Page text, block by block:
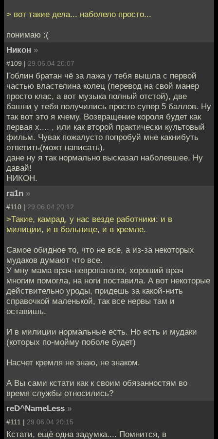
> вот такие дела... наболело просто...
понимаю :(
Никон »
#109 | 29.06.04 20:07
Гоблин братан чё за лажа у тебя вышла с первой
частью властелина колец (перевод на свой манер
просто клас, а вот музыка полный отстой), две
башни у тебя получились просто супер 5 баллов. Ну
так вот это я кчему, Возвращение короля будет как
первая х.... , или как второй практически культовый
фильм. Чувак пожалусто попробуй мне какнибуть
ответить(можт написать),
дане ну я так нормально высказал наболевшее. Ну
давай!
НИКОН.
ra1n »
#110 | 29.06.04 20:12
>Такие, камрад, у нас везде работники: и в
милиции, и в больнице, и в кремле.
Самое обидное то, что не все, а из-за некоторых
мудаков думают что все.
У мну мама врач-невропатолог, хороший врач
многим помогла, на ноги поставила. А вот некоторые
действительно уроды, придешь за какой-нить
справочкой маленькой, так все нервы там и
оставишь.
И в милиции нормальные есть. Но есть и мудаки
(которых по-мойму поболе будет)
Насчет кремля не знаю, не знаком.
А Вы сами кстати как к своим обязанностям во
время службы относились?
reD^NameLess »
#111 | 29.06.04 20:15
Кстати, ещё одна задумка.... Помнится, в